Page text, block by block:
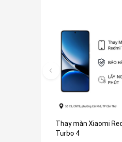
Thay màn Xiaomi
Turbo 4